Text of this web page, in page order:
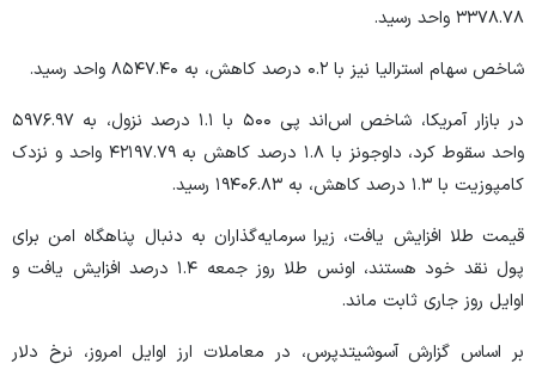
۳۳۷۸.۷۸ واحد رسید.
شاخص سهام استرالیا نیز با ۰.۲ درصد کاهش، به ۸۵۴۷.۴۰ واحد رسید.
در بازار آمریکا، شاخص اس‌اند پی ۵۰۰ با ۱.۱ درصد نزول، به ۵۹۷۶.۹۷
واحد سقوط کرد، داوجونز با ۱.۸ درصد کاهش به ۴۲۱۹۷.۷۹ واحد و نزدک
کامپوزیت با ۱.۳ درصد کاهش، به ۱۹۴۰۶.۸۳ رسید.
قیمت طلا افزایش یافت، زیرا سرمایه‌گذاران به دنبال پناهگاه امن برای
پول نقد خود هستند، اونس طلا روز جمعه ۱.۴ درصد افزایش یافت و
اوایل روز جاری ثابت ماند.
بر اساس گزارش آسوشیتدپرس، در معاملات ارز اوایل امروز، نرخ دلار